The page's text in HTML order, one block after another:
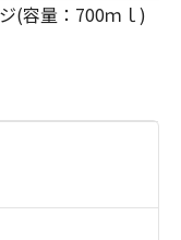
(容量：700ｍｌ)